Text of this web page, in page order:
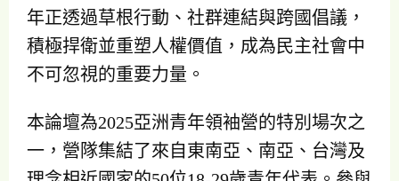
年正透過草根行動、社群連結與跨國倡議，
積極捍衛並重塑人權價值，成為民主社會中
不可忽視的重要力量。
本論壇為2025亞洲青年領袖營的特別場次之
一，營隊集結了來自東南亞、南亞、台灣及